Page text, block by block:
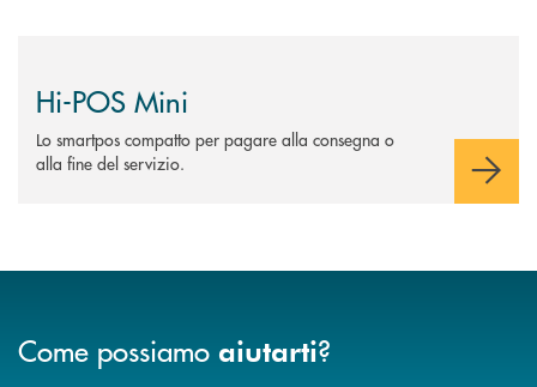
Hi-POS Mini
Lo smartpos compatto per pagare alla consegna o
alla fine del servizio.
Come possiamo aiutarti?